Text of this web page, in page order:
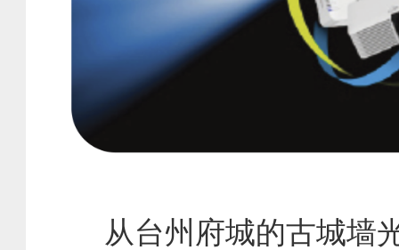
从台州府城的古城墙光